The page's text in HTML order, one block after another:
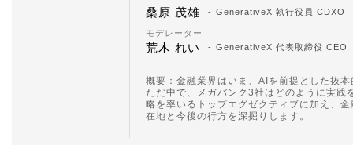
桑原 茂雄 GenerativeX 執行役員 CDXO
モデレーター
荒木 れい GenerativeX 代表取締役 CEO
概要：金融業界はいま、AIを前提とした抜
ただ中で、メガバンク3社はどのように実
略を率いるトップエグゼクティブに加え、
在地と今後の行方を深掘りします。